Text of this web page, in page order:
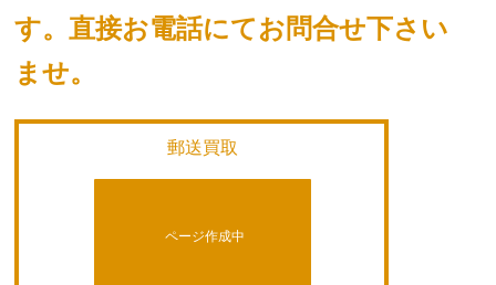
す。 直接お電話にてお問合せ下さい
ませ。
郵送買取
ページ作成中